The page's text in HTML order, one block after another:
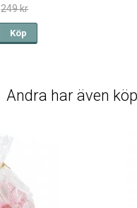
249 kr
Köp
Andra har även